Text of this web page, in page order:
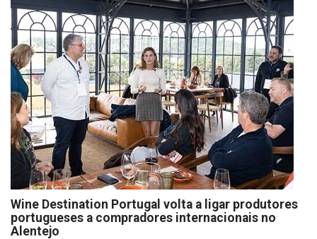
Wine Destination Portugal volta a ligar produtores
portugueses a compradores internacionais no
Alentejo